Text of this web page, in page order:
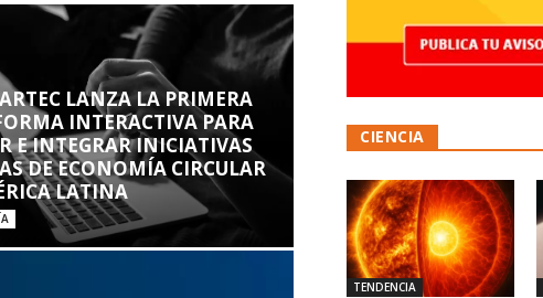
LANZA LA PRIMERA
INTERACTIVA PARA
E INTEGRAR INICIATIVAS
DE ECONOMÍA CIRCULAR
LATINA
CIENCIA
TENDENCIA